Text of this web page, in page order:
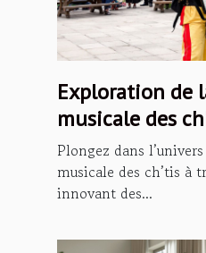
Exploration de
musicale des
les podcasts
Plongez dans
musicale des ch’tis à
innovant des...